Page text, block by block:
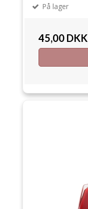
På lager
45,00 DKK